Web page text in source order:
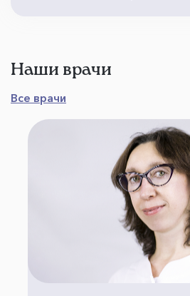
Наши врачи
Все врачи